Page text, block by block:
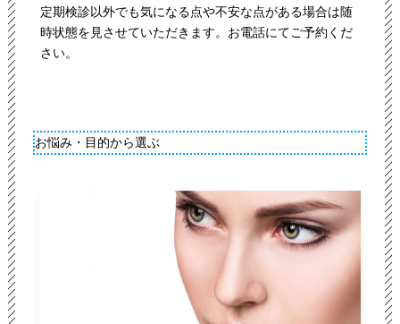
定期検診以外でも気になる点や不安な点がある場合は随
時状態を見させていただきます。お電話にてご予約くだ
さい。
お悩み・目的から選ぶ